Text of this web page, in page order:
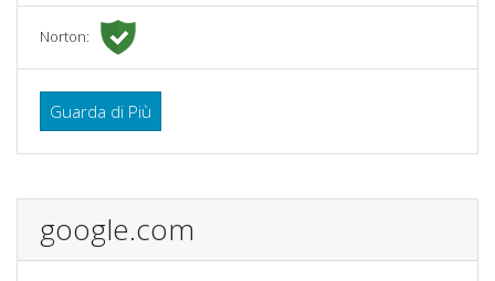
Norton:
Guarda di Più
google.com